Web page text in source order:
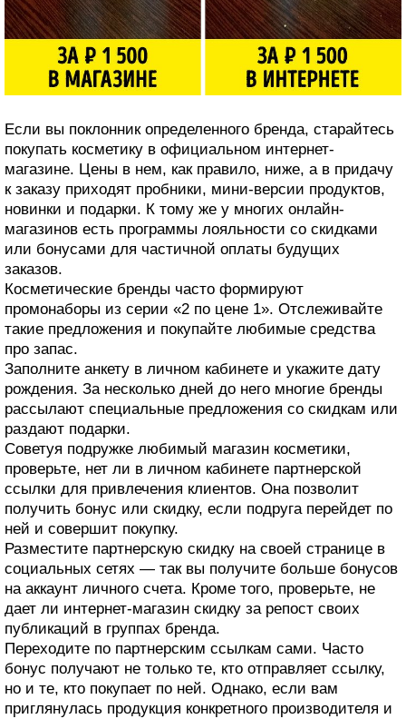
Если вы поклонник определенного бренда, старайтесь
покупать косметику в официальном интернет-
магазине. Цены в нем, как правило, ниже, а в придачу
к заказу приходят пробники, мини-версии продуктов,
новинки и подарки. К тому же у многих онлайн-
магазинов есть программы лояльности со скидками
или бонусами для частичной оплаты будущих
заказов.
Косметические бренды часто формируют
промонаборы из серии «2 по цене 1». Отслеживайте
такие предложения и покупайте любимые средства
про запас.
Заполните анкету в личном кабинете и укажите дату
рождения. За несколько дней до него многие бренды
рассылают специальные предложения со скидкам или
раздают подарки.
Советуя подружке любимый магазин косметики,
проверьте, нет ли в личном кабинете партнерской
ссылки для привлечения клиентов. Она позволит
получить бонус или скидку, если подруга перейдет по
ней и совершит покупку.
Разместите партнерскую скидку на своей странице в
социальных сетях — так вы получите больше бонусов
на аккаунт личного счета. Кроме того, проверьте, не
дает ли интернет-магазин скидку за репост своих
публикаций в группах бренда.
Переходите по партнерским ссылкам сами. Часто
бонус получают не только те, кто отправляет ссылку,
но и те, кто покупает по ней. Однако, если вам
приглянулась продукция конкретного производителя и